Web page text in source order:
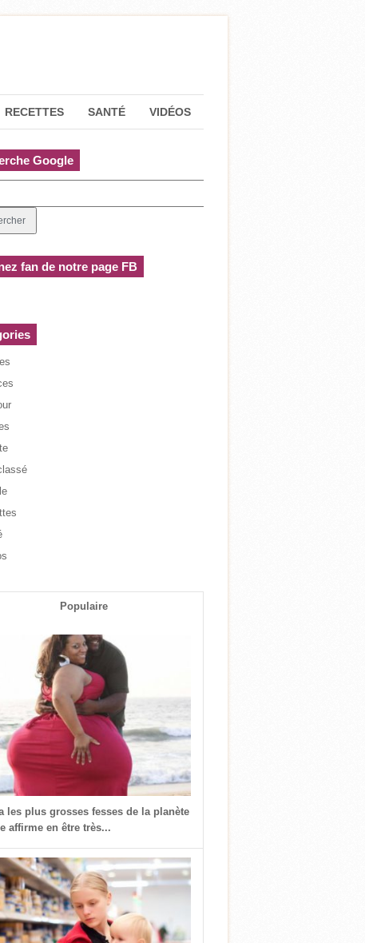
RECETTES SANTÉ VIDÉOS
Google
fan de notre page FB
Populaire
les plus grosses fesses de la planète
affirme en être très...